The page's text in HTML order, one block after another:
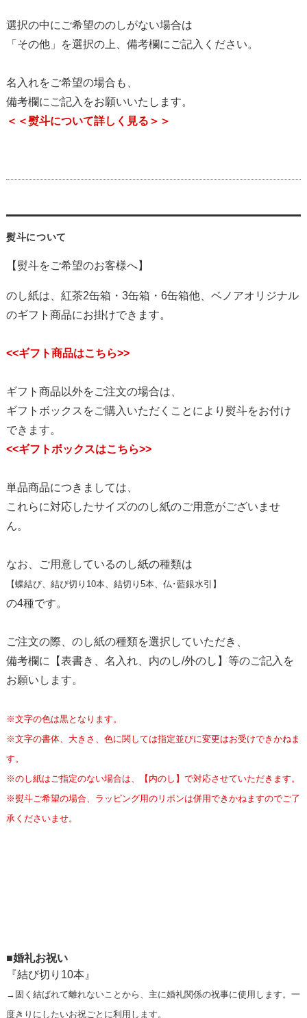
選択の中にご希望ののしがない場合は
「その他」を選択の上、備考欄にご記入ください。
名入れをご希望の場合も、
備考欄にご記入をお願いいたします。
＜＜熨斗について詳しく見る＞＞
熨斗について
【熨斗をご希望のお客様へ】
のし紙は、紅茶2缶箱・3缶箱・6缶箱他、ベノアオリジナル
のギフト商品にお掛けできます。
<<ギフト商品はこちら>>
ギフト商品以外をご注文の場合は、
ギフトボックスをご購入いただくことにより熨斗をお付け
できます。
<<ギフトボックスはこちら>>
単品商品につきましては、
これらに対応したサイズののし紙のご用意がございませ
ん。
なお、ご用意しているのし紙の種類は
【蝶結び、結び切り10本、結切り5本、仏･藍銀水引】
の4種です。
ご注文の際、のし紙の種類を選択していただき、
備考欄に【表書き、名入れ、内のし/外のし】等のご記入を
お願いします。
※文字の色は黒となります。
※文字の書体、大きさ、色に関しては指定並びに変更はお受けできかねま
す。
※のし紙はご指定のない場合は、【内のし】で対応させていただきます。
※熨斗ご希望の場合、ラッピング用のリボンは併用できかねますのでご了
承くださいませ。
■婚礼お祝い
『結び切り10本』
→固く結ばれて離れないことから、主に婚礼関係の祝事に使用します。一
度きりにしたいお祝ごとに利用します。